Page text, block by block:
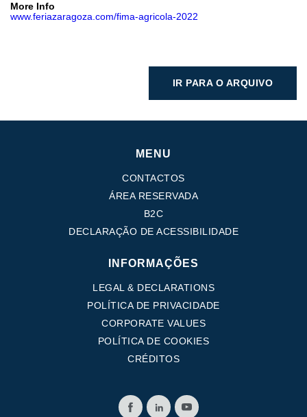
More Info
www.feriazaragoza.com/fima-agricola-2022
IR PARA O ARQUIVO
MENU
CONTACTOS
ÁREA RESERVADA
B2C
DECLARAÇÃO DE ACESSIBILIDADE
INFORMAÇÕES
LEGAL & DECLARATIONS
POLÍTICA DE PRIVACIDADE
CORPORATE VALUES
POLÍTICA DE COOKIES
CRÉDITOS